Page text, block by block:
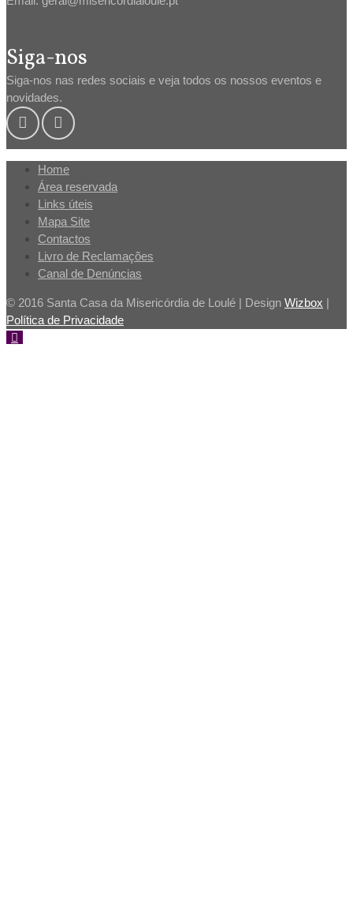
Siga-nos
Siga-nos nas redes sociais e veja todos os nossos eventos e
novidades.
Home
Área reservada
Links úteis
Mapa Site
Contactos
Livro de Reclamações
Canal de Denúncias
© 2016 Santa Casa da Misericórdia de Loulé | Design Wizbox |
Política de Privacidade